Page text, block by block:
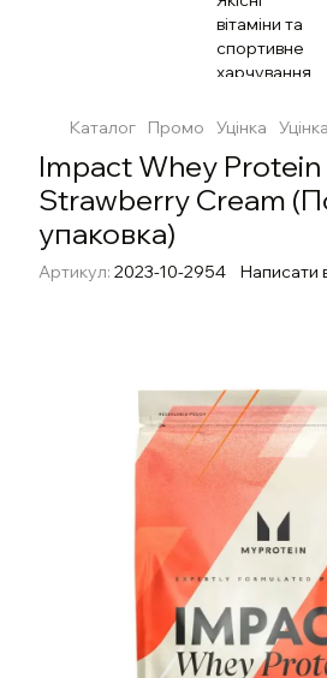
Каталог Промо Уцінка
Impact Whey
Strawberry Cream
упаковка)
Артикул: 2023-10-2954 Написати